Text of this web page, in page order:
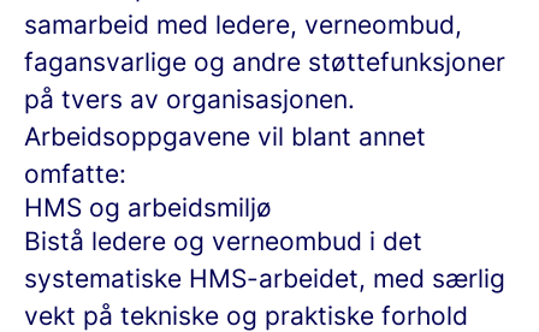
samarbeid med ledere, verneombud,
fagansvarlige og andre støttefunksjoner
på tvers av organisasjonen.
Arbeidsoppgavene vil blant annet
omfatte:
HMS og arbeidsmiljø
Bistå ledere og verneombud i det
systematiske HMS-arbeidet, med særlig
vekt på tekniske og praktiske forhold